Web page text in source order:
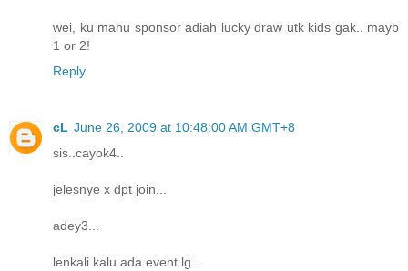
wei, ku mahu sponsor adiah lucky draw utk kids gak.. mayb
1 or 2!
Reply
cL June 26, 2009 at 10:48:00 AM GMT+8
sis..cayok4..
jelesnye x dpt join...
adey3...
lenkali kalu ada event lg..